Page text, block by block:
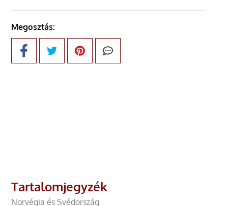
Megosztás:
Tartalomjegyzék
Norvégia és Svédország